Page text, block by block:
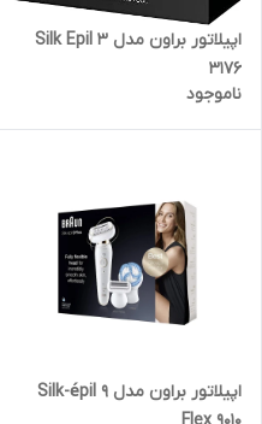
اپیلاتور براون مدل Silk Epil 3
3176
ناموجود
اپیلاتور براون مدل Silk-épil 9